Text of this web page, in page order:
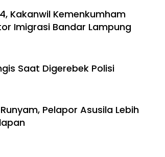
Kakanwil Kemenkumham
Imigrasi Bandar Lampung
Saat Digerebek Polisi
Pelapor Asusila Lebih